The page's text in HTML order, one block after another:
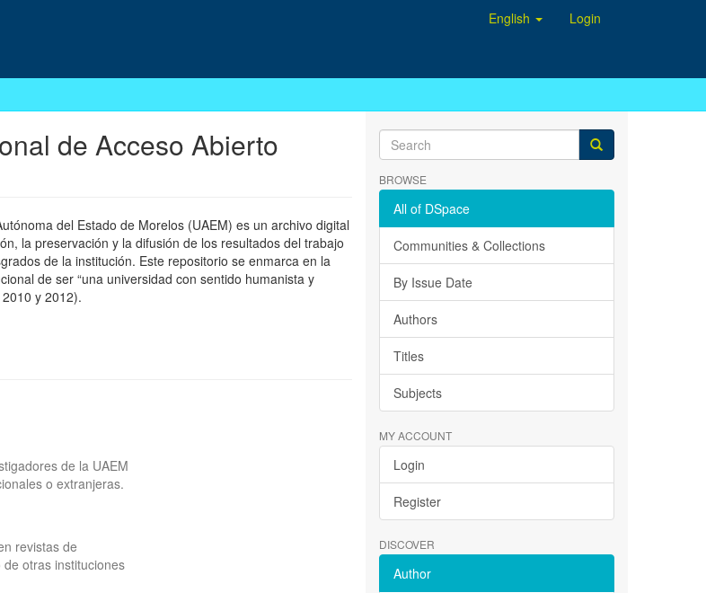
English Login
de Acceso Abierto
del Estado de Morelos (UAEM) es un archivo digital
la preservación y la difusión de los resultados del trabajo
de la institución. Este repositorio se enmarca en la
de ser “una universidad con sentido humanista y
y 2012).
de la UAEM
o extranjeras.
revistas de
otras instituciones
BROWSE
All of DSpace
Communities & Collections
By Issue Date
Authors
Titles
Subjects
MY ACCOUNT
Login
Register
DISCOVER
Author